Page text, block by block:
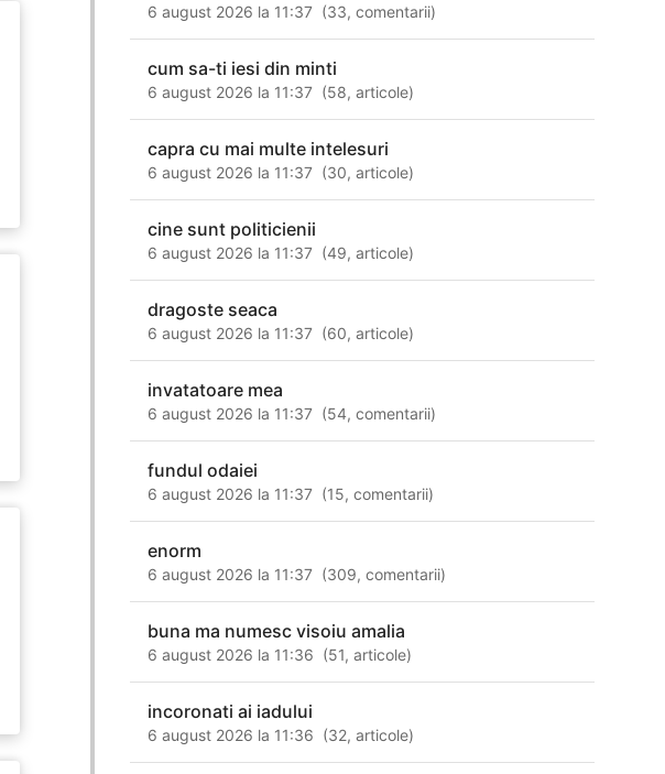
6 august 2026 la 11:37 (33,comentarii)
cum sa-ti iesi din minti
6 august 2026 la 11:37 (58,articole)
capra cu mai multe intelesuri
6 august 2026 la 11:37 (30,articole)
cine sunt politicienii
6 august 2026 la 11:37 (49,articole)
dragoste seaca
6 august 2026 la 11:37 (60,articole)
invatatoare mea
6 august 2026 la 11:37 (54,comentarii)
fundul odaiei
6 august 2026 la 11:37 (15,comentarii)
enorm
6 august 2026 la 11:37 (309,comentarii)
buna ma numesc visoiu amalia
6 august 2026 la 11:36 (51,articole)
incoronati ai iadului
6 august 2026 la 11:36 (32,articole)